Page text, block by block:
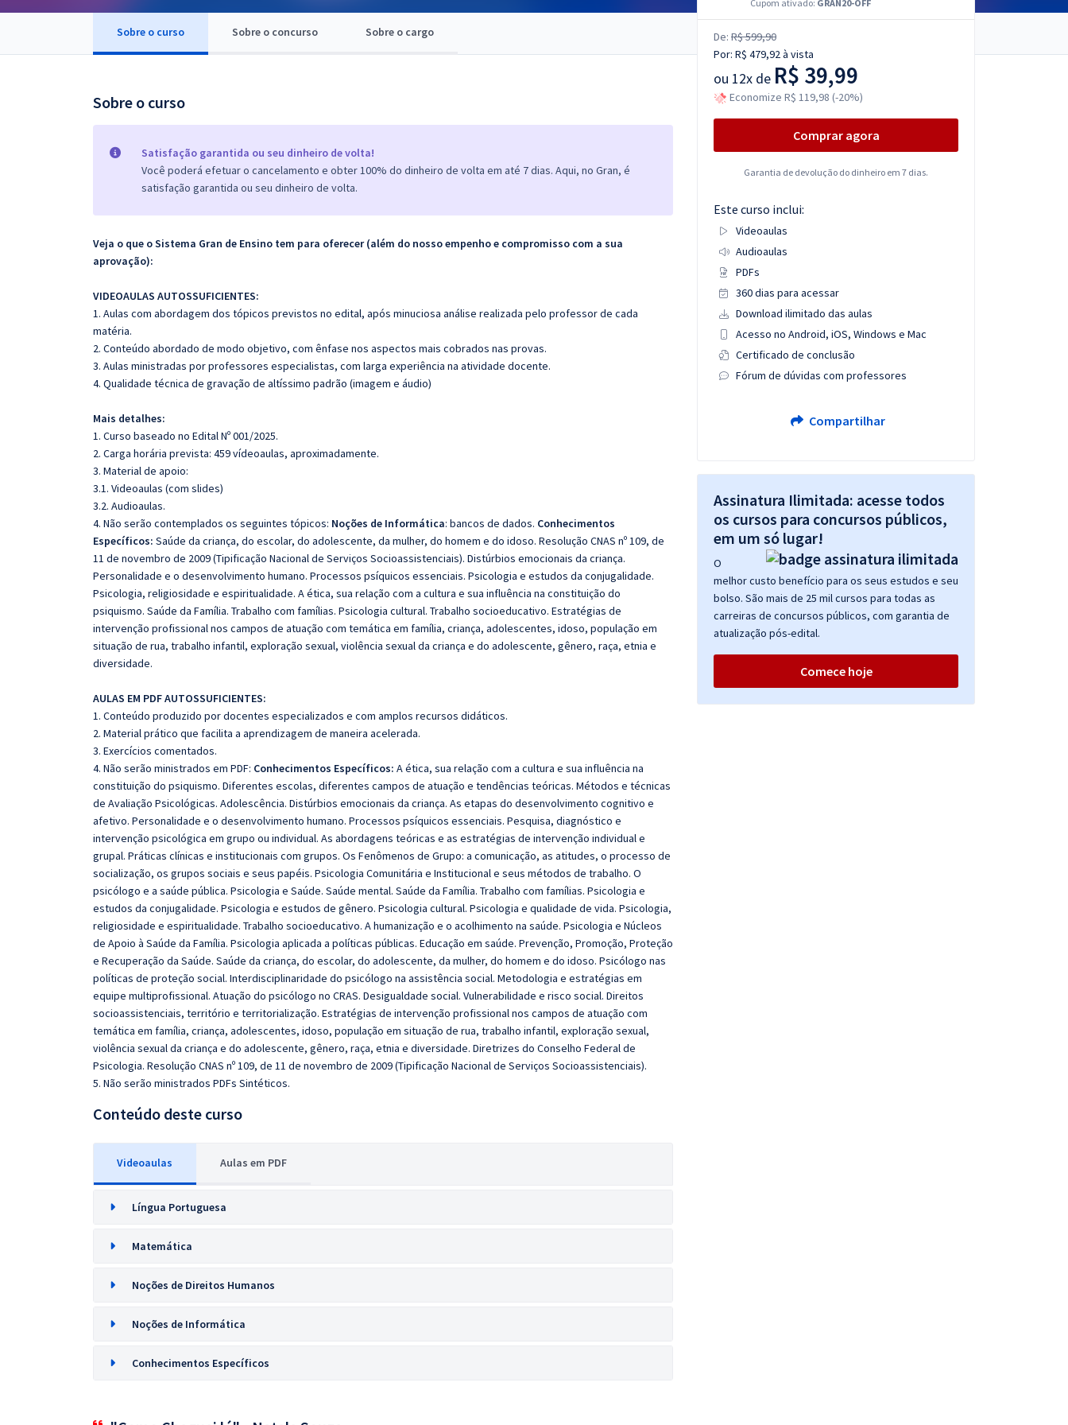
Pós
Sobre o curso Sobre o concurso Sobre o cargo
Sobre o curso
Satisfação garantida ou seu dinheiro de volta!
Você poderá efetuar o cancelamento e obter 100% do dinheiro de volta em até 7 dias. Aqui, no Gran, é
satisfação garantida ou seu dinheiro de volta.
Veja o que o Sistema Gran de Ensino tem para oferecer (além do nosso empenho e compromisso com a sua
aprovação):
VIDEOAULAS AUTOSSUFICIENTES:
1. Aulas com abordagem dos tópicos previstos no edital, após minuciosa análise realizada pelo professor de cada
matéria.
2. Conteúdo abordado de modo objetivo, com ênfase nos aspectos mais cobrados nas provas.
3. Aulas ministradas por professores especialistas, com larga experiência na atividade docente.
4. Qualidade técnica de gravação de altíssimo padrão (imagem e áudio)
Mais detalhes:
1. Curso baseado no Edital Nº 001/2025.
2. Carga horária prevista: 459 vídeoaulas, aproximadamente.
3. Material de apoio:
3.1. Videoaulas (com slides)
3.2. Audioaulas.
4. Não serão contemplados os seguintes tópicos: Noções de Informática: bancos de dados. Conhecimentos
Específicos: Saúde da criança, do escolar, do adolescente, da mulher, do homem e do idoso. Resolução CNAS nº 109, de
11 de novembro de 2009 (Tipificação Nacional de Serviços Socioassistenciais). Distúrbios emocionais da criança.
Personalidade e o desenvolvimento humano. Processos psíquicos essenciais. Psicologia e estudos da conjugalidade.
Psicologia, religiosidade e espiritualidade. A ética, sua relação com a cultura e sua influência na constituição do
psiquismo. Saúde da Família. Trabalho com famílias. Psicologia cultural. Trabalho socioeducativo. Estratégias de
intervenção profissional nos campos de atuação com temática em família, criança, adolescentes, idoso, população em
situação de rua, trabalho infantil, exploração sexual, violência sexual da criança e do adolescente, gênero, raça, etnia e
diversidade.
AULAS EM PDF AUTOSSUFICIENTES:
1. Conteúdo produzido por docentes especializados e com amplos recursos didáticos.
2. Material prático que facilita a aprendizagem de maneira acelerada.
3. Exercícios comentados.
4. Não serão ministrados em PDF: Conhecimentos Específicos: A ética, sua relação com a cultura e sua influência na
constituição do psiquismo. Diferentes escolas, diferentes campos de atuação e tendências teóricas. Métodos e técnicas
de Avaliação Psicológicas. Adolescência. Distúrbios emocionais da criança. As etapas do desenvolvimento cognitivo e
afetivo. Personalidade e o desenvolvimento humano. Processos psíquicos essenciais. Pesquisa, diagnóstico e
intervenção psicológica em grupo ou individual. As abordagens teóricas e as estratégias de intervenção individual e
grupal. Práticas clínicas e institucionais com grupos. Os Fenômenos de Grupo: a comunicação, as atitudes, o processo de
socialização, os grupos sociais e seus papéis. Psicologia Comunitária e Institucional e seus métodos de trabalho. O
psicólogo e a saúde pública. Psicologia e Saúde. Saúde mental. Saúde da Família. Trabalho com famílias. Psicologia e
estudos da conjugalidade. Psicologia e estudos de gênero. Psicologia cultural. Psicologia e qualidade de vida. Psicologia,
religiosidade e espiritualidade. Trabalho socioeducativo. A humanização e o acolhimento na saúde. Psicologia e Núcleos
de Apoio à Saúde da Família. Psicologia aplicada a políticas públicas. Educação em saúde. Prevenção, Promoção, Proteção
e Recuperação da Saúde. Saúde da criança, do escolar, do adolescente, da mulher, do homem e do idoso. Psicólogo nas
políticas de proteção social. Interdisciplinaridade do psicólogo na assistência social. Metodologia e estratégias em
equipe multiprofissional. Atuação do psicólogo no CRAS. Desigualdade social. Vulnerabilidade e risco social. Direitos
socioassistenciais, território e territorialização. Estratégias de intervenção profissional nos campos de atuação com
temática em família, criança, adolescentes, idoso, população em situação de rua, trabalho infantil, exploração sexual,
violência sexual da criança e do adolescente, gênero, raça, etnia e diversidade. Diretrizes do Conselho Federal de
Psicologia. Resolução CNAS nº 109, de 11 de novembro de 2009 (Tipificação Nacional de Serviços Socioassistenciais).
5. Não serão ministrados PDFs Sintéticos.
Conteúdo deste curso
Videoaulas Aulas em PDF
Língua Portuguesa
Matemática
Noções de Direitos Humanos
Noções de Informática
Conhecimentos Específicos
Cupom ativado: GRAN20-OFF
De: R$ 599,90
Por: R$ 479,92à vista
ou 12x de R$ 39,99
Economize R$ 119,98 (-20%)
Comprar agora
Garantia de devolução do dinheiro em 7 dias.
Este curso inclui:
Videoaulas
Audioaulas
PDFs
360 dias para acessar
Download ilimitado das aulas
Acesso no Android, iOS, Windows e Mac
Certificado de conclusão
Fórum de dúvidas com professores
Compartilhar
Assinatura Ilimitada: acesse todos
os cursos para concursos públicos,
em um só lugar!
O
melhor custo benefício para os seus estudos e seu
bolso. São mais de 25 mil cursos para todas as
carreiras de concursos públicos, com garantia de
atualização pós-edital.
Comece hoje